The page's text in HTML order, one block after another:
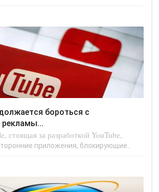
рекламы...
стоящая за разработкой YouTube,
приложения, блокирующие..